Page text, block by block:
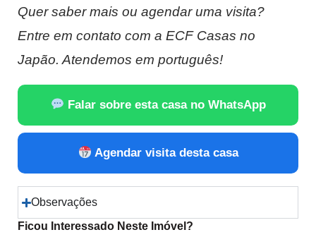
Quer saber mais ou agendar uma visita?
Entre em contato com a ECF Casas no
Japão. Atendemos em português!
Falar sobre esta casa no WhatsApp
Agendar visita desta casa
Observações
Ficou Interessado Neste Imóvel?